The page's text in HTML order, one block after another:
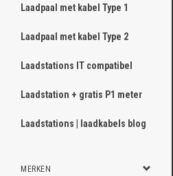
Laadpaal met kabel Type 1
Laadpaal met kabel Type 2
Laadstations IT compatibel
Laadstation + gratis P1 meter
Laadstations | laadkabels blog
MERKEN